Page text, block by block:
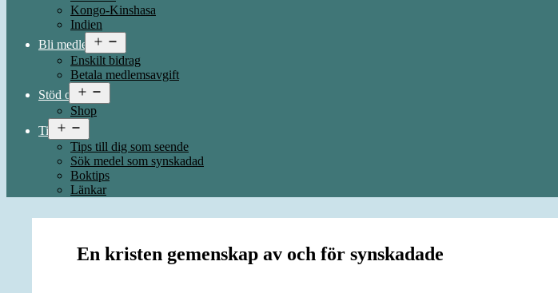
Kongo-Kinshasa
Indien
Bli medlem
meny
Enskilt bidrag
Betala medlemsavgift
Stöd oss
meny
Shop
Tips
meny
Tips till dig som seende
Sök medel som synskadad
Boktips
Länkar
En kristen gemenskap av och för synskadade